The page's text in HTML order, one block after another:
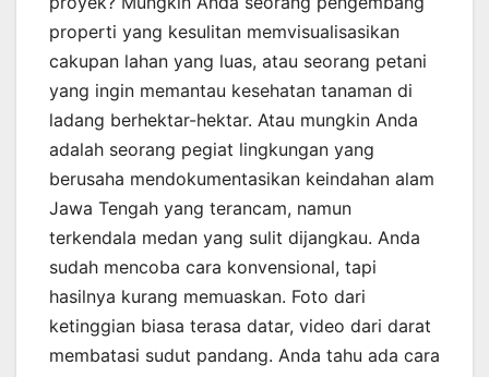
properti yang kesulitan memvisualisasikan
cakupan lahan yang luas, atau seorang petani
yang ingin memantau kesehatan tanaman di
ladang berhektar-hektar. Atau mungkin Anda
adalah seorang pegiat lingkungan yang
berusaha mendokumentasikan keindahan alam
Jawa Tengah yang terancam, namun
terkendala medan yang sulit dijangkau. Anda
sudah mencoba cara konvensional, tapi
hasilnya kurang memuaskan. Foto dari
ketinggian biasa terasa datar, video dari darat
membatasi sudut pandang. Anda tahu ada cara